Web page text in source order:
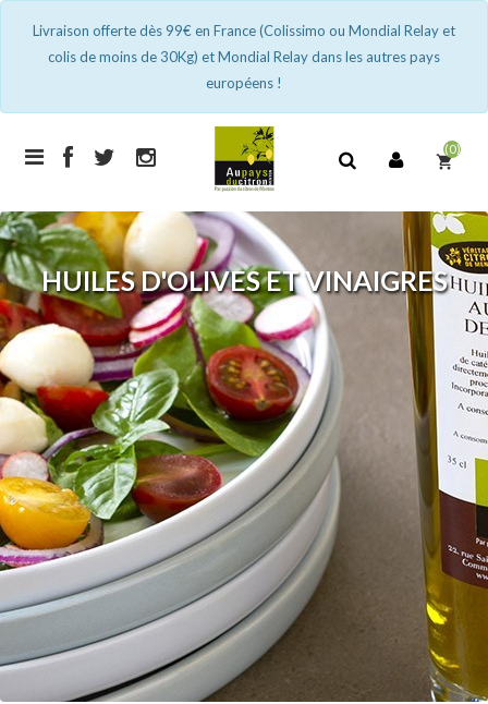
Livraison offerte dès 99€ en France (Colissimo ou Mondial Relay et
colis de moins de 30Kg) et Mondial Relay dans les autres pays
européens !
shopping_cart
(0)
HUILES D'OLIVES ET VINAIGRES